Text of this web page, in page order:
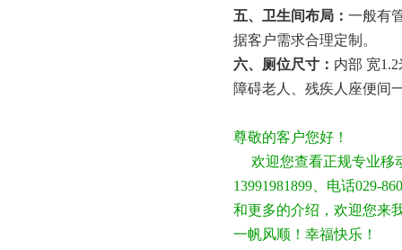
五、卫生间布局： 一般有
据客户需求合理定制。
六、厕位尺寸： 内部 宽1.2
障碍老人、残疾人座便间
尊敬的客户您好！
欢迎您查看正规专业移
13991981899、电话029-
和更多的介绍，欢迎您来
一帆风顺！幸福快乐！